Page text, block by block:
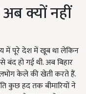
क्यों नहीं
में पूरे देश में खूब था लेकिन
हो गई थी. अब बिहार
केले की खेती करते हैं.
कुछ हद तक बीमारियों ने